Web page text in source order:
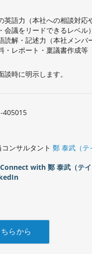
英語力（本社への相談対応
議をリードできるレベル）
読解・記述力（本社メンバ
・レポート・稟議書作成等
談時に明示します。
405015
コンサルタント鄭 泰武（テ
Connect with 鄭 泰武（テ
らから